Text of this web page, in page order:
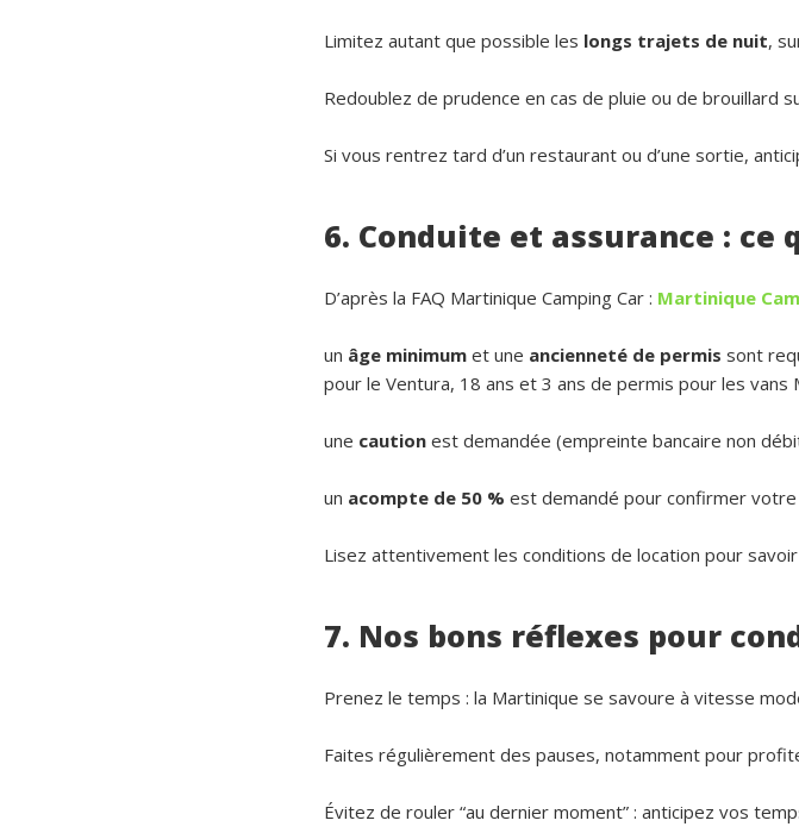
Limitez autant que possible les longs trajets de nuit,
Redoublez de prudence en cas de pluie ou de brouillard
Si vous rentrez tard d’un restaurant ou d’une sortie,
6. Conduite et assurance : ce
D’après la FAQ Martinique Camping Car : Martinique
un âge minimum et une ancienneté de permis sont
pour le Ventura, 18 ans et 3 ans de permis pour les vans
une caution est demandée (empreinte bancaire non
un acompte de 50 % est demandé pour confirmer
Lisez attentivement les conditions de location pour
7. Nos bons réflexes pour
Prenez le temps : la Martinique se savoure à vitesse
Faites régulièrement des pauses, notamment pour
Évitez de rouler “au dernier moment” : anticipez vos